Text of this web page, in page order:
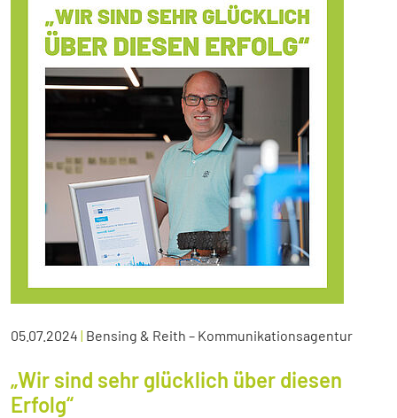
05.07.2024 | Bensing & Reith – Kommunikationsagentur
„Wir sind sehr glücklich über diesen
Erfolg“